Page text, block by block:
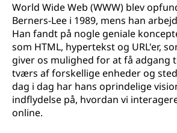
World Wide Web (WWW) blev
Berners-Lee i 1989, mens han
Han fandt på nogle geniale
som HTML, hypertekst og URL'er,
giver os mulighed for at få adgang
tværs af forskellige enheder og
dag i dag har hans oprindelige
indflydelse på, hvordan vi
online.